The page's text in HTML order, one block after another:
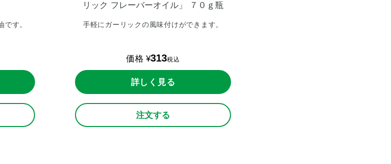
です。 手軽にガーリックの風味付けができます。
リック フレーバーオイル」 ７０ｇ瓶
価格 ¥313税込
詳しく見る
注文する